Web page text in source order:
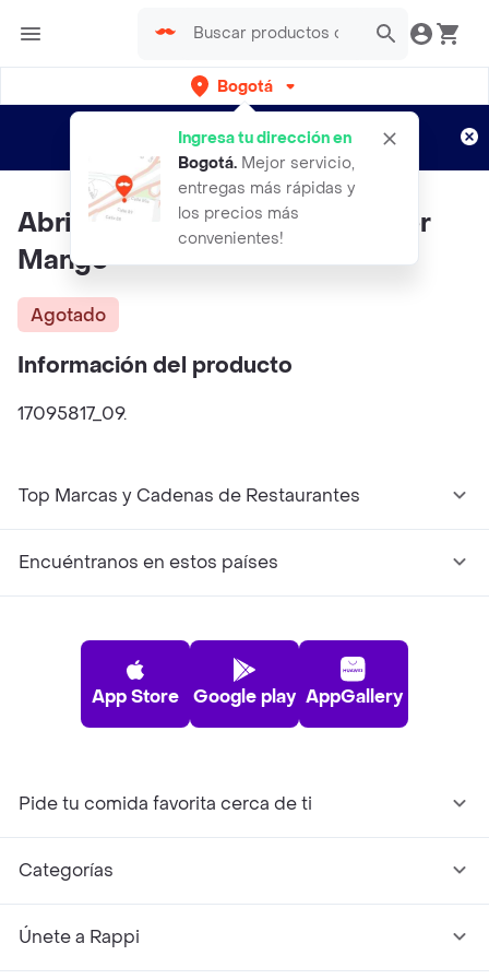
Bogotá
Ingresa tu dirección en
Bogotá. Mejor servicio,
entregas más rápidas y
los precios más
convenientes!
envíos gratis por semanas
Aplican TyC
Abrigo Jade Camel Talla S Mujer
Mango
Agotado
Información del producto
17095817_09.
Top Marcas y Cadenas de Restaurantes
Encuéntranos en estos países
App Store Google play AppGallery
Pide tu comida favorita cerca de ti
Categorías
Únete a Rappi